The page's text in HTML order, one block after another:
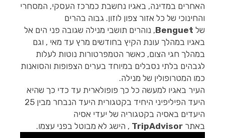
האחרים במדינה, באגיו נחשבת כמרכז העסקי, המסחרי
והחינוכי של כל אזור צפון לוזון. גבוה בהרים
של Benguet, נוהרים תושבי מנילה שגובה פני הים אל
באגיו במהלך עונת הקיץ בחודשים מרץ עד מאי , וגם
במהלך חגי הצום, כאשר הטמפרטורות נוטות לעלות
לגבהים בלתי נסבלים במיוחד בערים הצפופות והסואנות
כמו המטרופולין של מנילה.
העיר באגיו למעשה כל כך פופולארית עד כדי כך שהיא
היעד הפיליפיני היחיד בקטגורית היעד הנבחר מבין 25
היעדים באסיה בקטגוריה של יעדי אסיה
באתר TripAdvisor , הישג לא מבוטל בפני עצמו.